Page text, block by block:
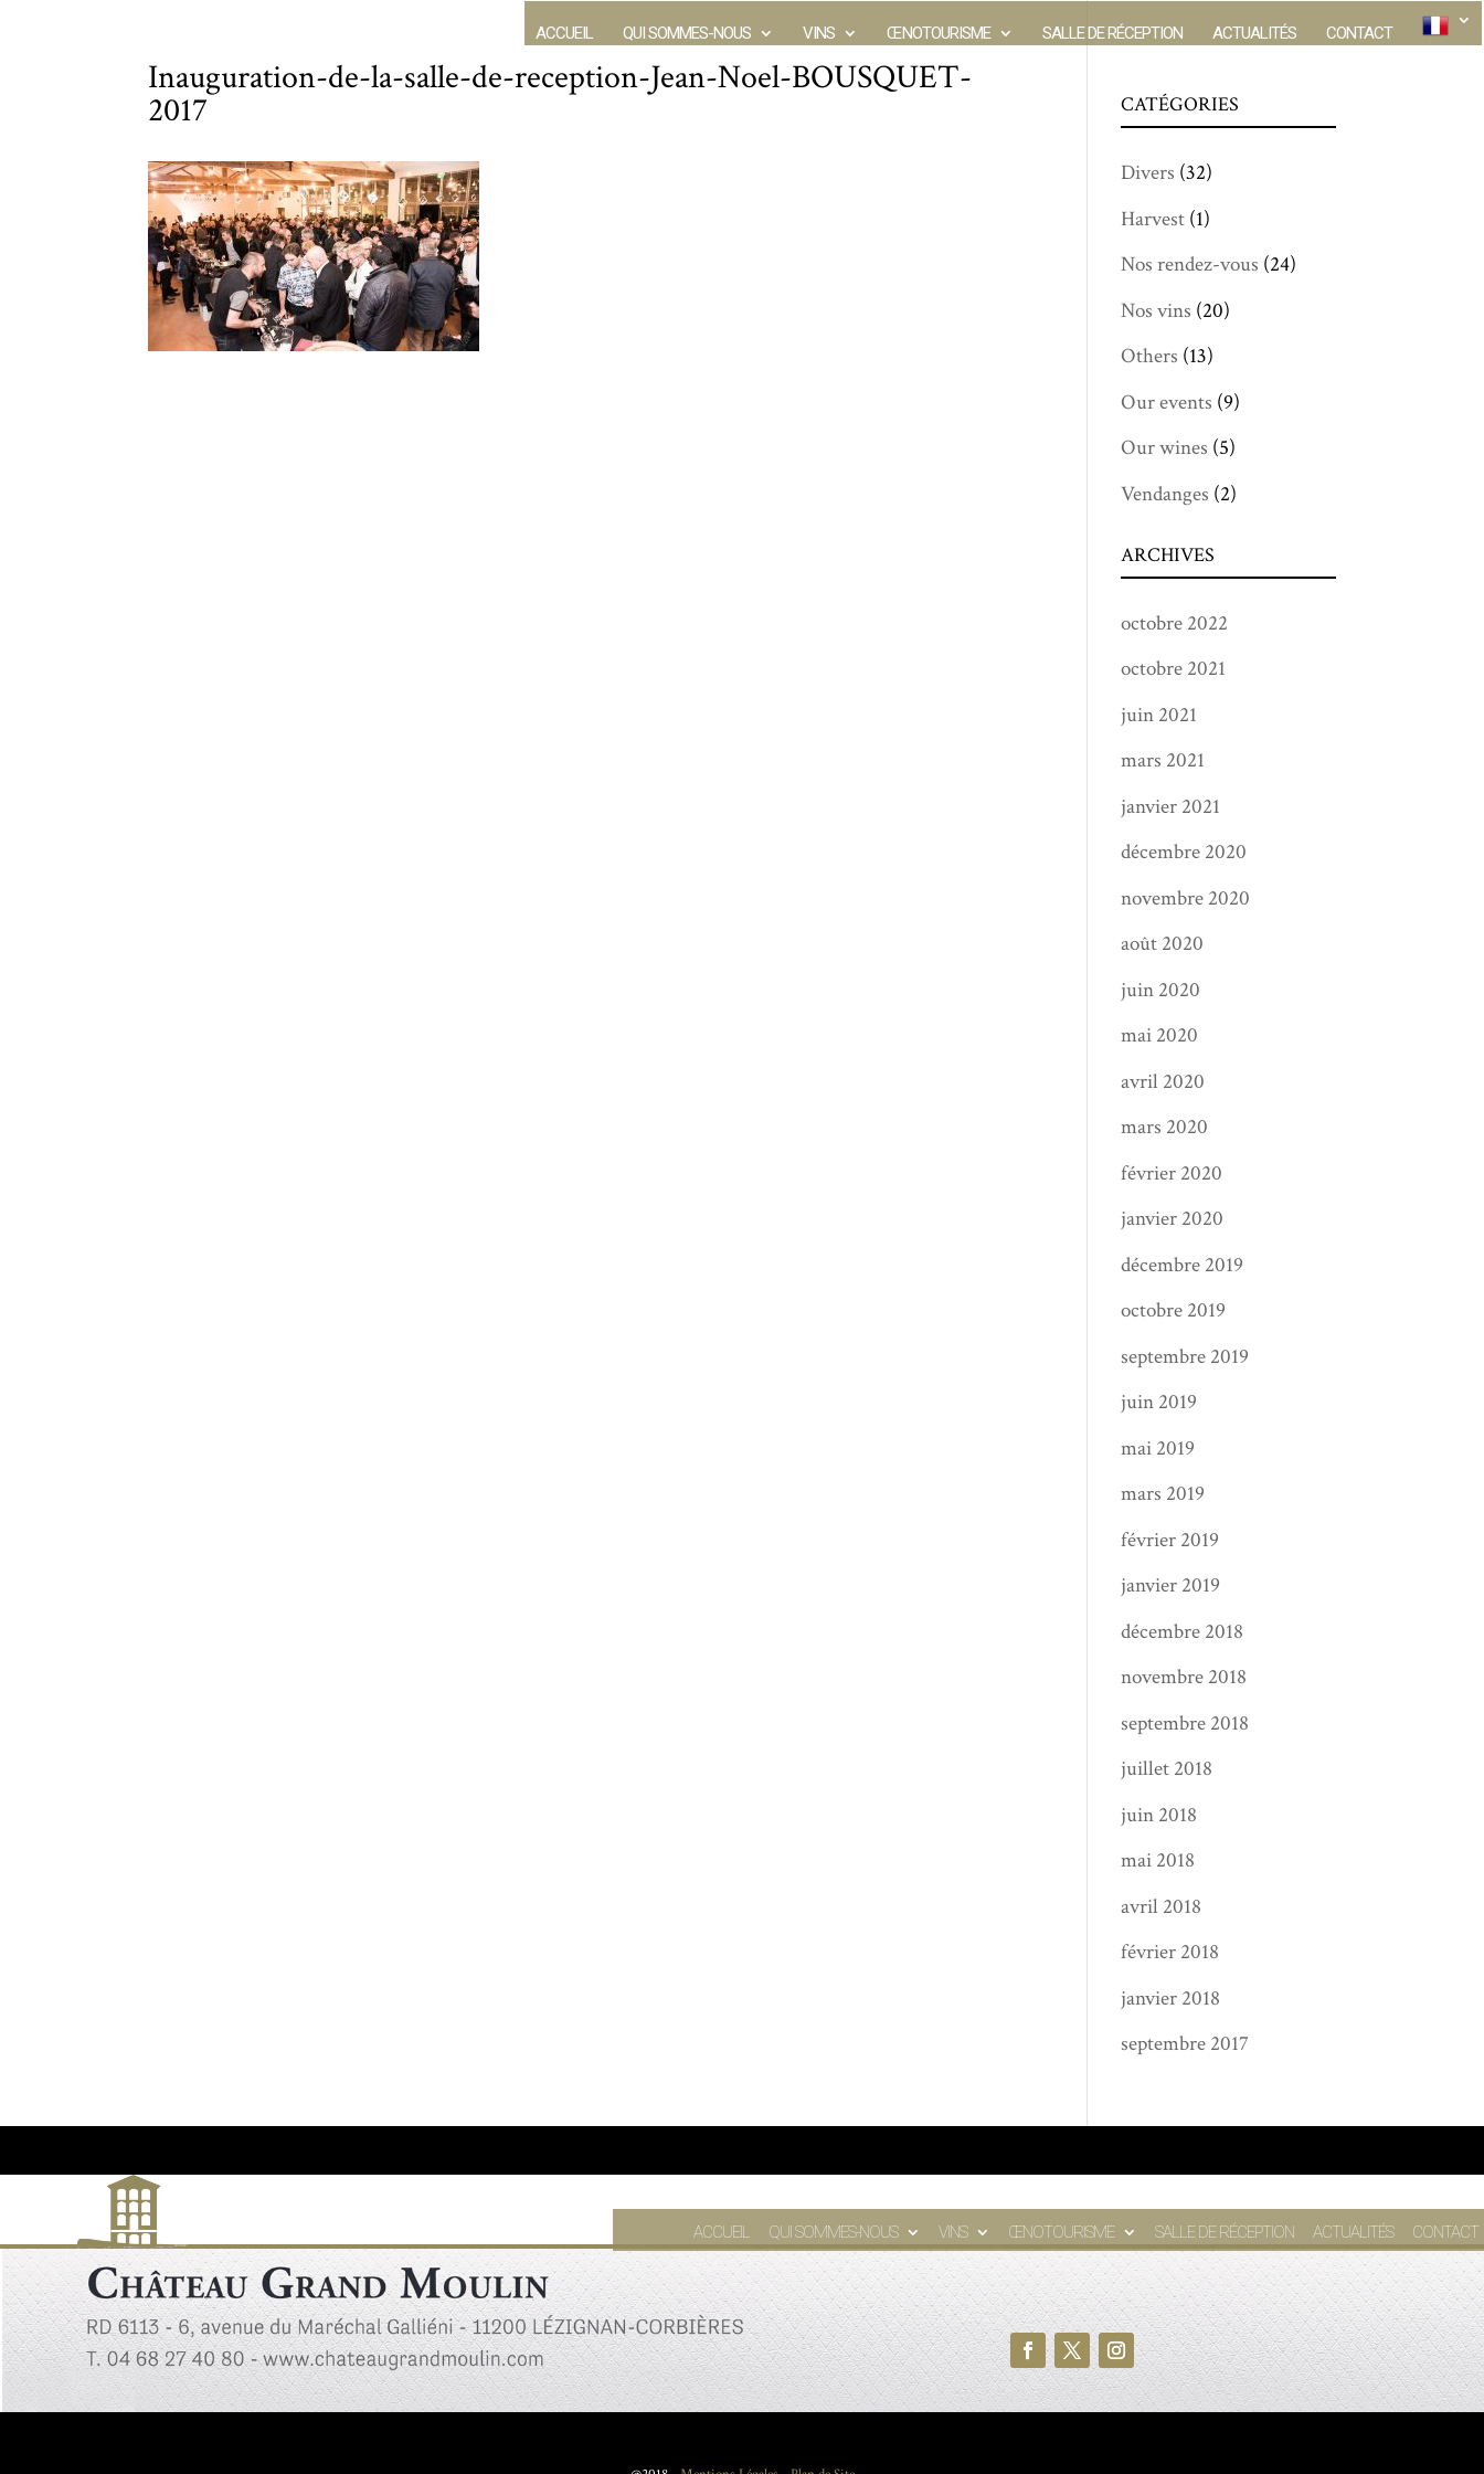
ACCUEIL QUI SOMMES-NOUS VINS ŒNOTOURISME SALLE DE RÉCEPTION ACTUALITÉS CONTACT
Inauguration-de-la-salle-de-reception-Jean-Noel-BOUSQUET-
2017 CATÉGORIES
Divers (32)
Harvest (1)
Nos rendez-vous (24)
Nos vins (20)
Others (13)
Our events (9)
Our wines (5)
Vendanges (2)
ARCHIVES
octobre 2022
octobre 2021
juin 2021
mars 2021
janvier 2021
décembre 2020
novembre 2020
août 2020
juin 2020
mai 2020
avril 2020
mars 2020
février 2020
janvier 2020
décembre 2019
octobre 2019
septembre 2019
juin 2019
mai 2019
mars 2019
février 2019
janvier 2019
décembre 2018
novembre 2018
septembre 2018
juillet 2018
juin 2018
mai 2018
avril 2018
février 2018
janvier 2018
septembre 2017
ACCUEIL QUI SOMMES-NOUS VINS ŒNOTOURISME SALLE DE RÉCEPTION ACTUALITÉS CONTACT